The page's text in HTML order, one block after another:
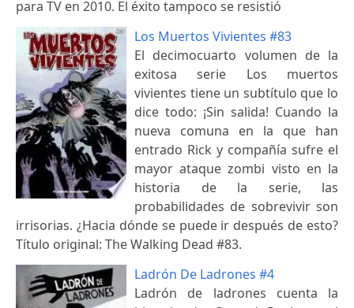
para TV en 2010. El éxito tampoco se resistió
Los Muertos Vivientes #83
El decimocuarto volumen de la
exitosa serie Los muertos
vivientes tiene un subtítulo que lo
dice todo: ¡Sin salida! Cuando la
nueva comuna en la que han
entrado Rick y compañía sufre el
mayor ataque zombi visto en la
historia de la serie, las
probabilidades de sobrevivir son
irrisorias. ¿Hacia dónde se puede ir después de esto?
Título original: The Walking Dead #83.
Ladrón De Ladrones #4
Ladrón de ladrones cuenta la